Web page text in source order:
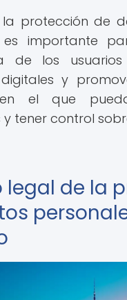
la protección de
es importante
de los
digitales y
el que
tener control
legal de la